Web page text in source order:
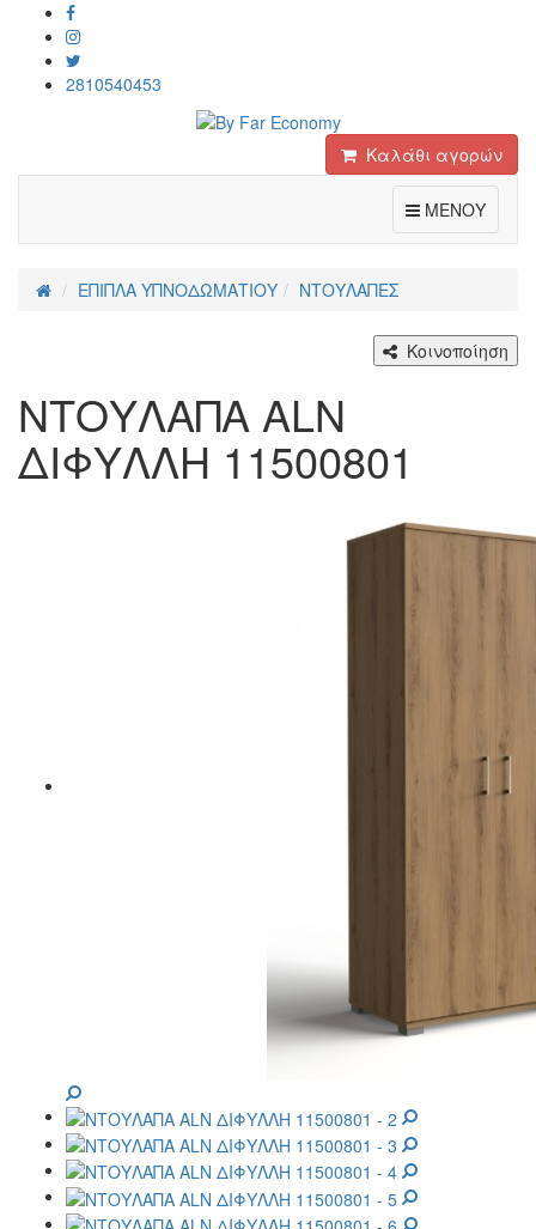
2810540453
Καλάθι αγορών
ΜΕΝΟΥ
ΕΠΙΠΛΑ ΥΠΝΟΔΩΜΑΤΙΟΥ ΝΤΟΥΛΑΠΕΣ
Κοινοποίηση
ΝΤΟΥΛΑΠΑ ALN
ΔΙΦΥΛΛΗ 11500801